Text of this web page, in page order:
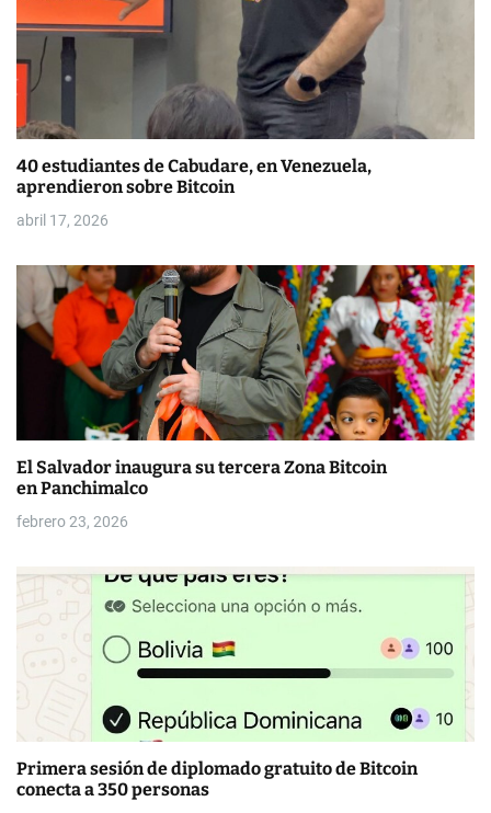
e
n
t
r
a
d
a
s
40 estudiantes de Cabudare, en Venezuela,
aprendieron sobre Bitcoin
abril 17, 2026
El Salvador inaugura su tercera Zona Bitcoin
en Panchimalco
febrero 23, 2026
Primera sesión de diplomado gratuito de Bitcoin
conecta a 350 personas